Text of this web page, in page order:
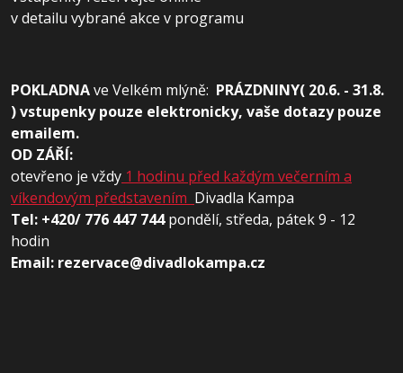
v detailu vybrané akce v programu
POKLADNAve Velkém mlýně: PRÁZDNINY( 20.6. - 31.8.
) vstupenky pouze elektronicky, vaše dotazy pouze
emailem.
OD ZÁŘÍ:
otevřeno je vždy 1 hodinu před každým večerním a
víkendovým představením Divadla Kampa
Tel: +420/ 776 447 744pondělí, středa, pátek 9 - 12
hodin
Email: rezervace@divadlokampa.cz